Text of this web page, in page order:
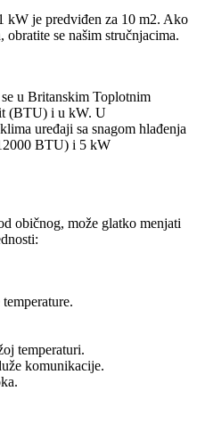
kW je predviđen za 10 m2. Ako
se našim stručnjacima.
u Britanskim Toplotnim
(BTU) i u kW. U
uređaji sa snagom hlađenja
BTU) i 5 kW
običnog, može glatko menjati
temperaturi.
komunikacije.